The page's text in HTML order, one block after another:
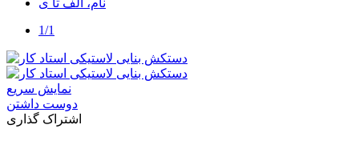
نام، الف تا ی
1/1
نمایش سریع
دوست داشتن
اشتراک گذاری